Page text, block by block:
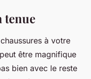
tenue
à votre
être magnifique
bien avec le reste